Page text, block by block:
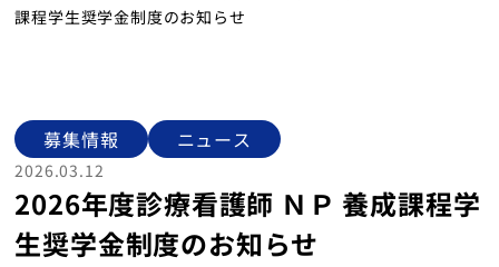
運営施設
採用情報
地域医療研究所
課程学生奨学金制度のお知らせ
募集情報 ニュース
2026.03.12
2026年度診療看護師 ＮＰ 養成課程学
生奨学金制度のお知らせ